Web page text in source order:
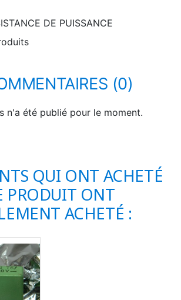
DE PUISSANCE
(0)
n'a été publié pour le moment.
QUI ONT ACHETÉ
PRODUIT ONT
ACHETÉ :